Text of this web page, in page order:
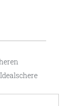
Idealschere